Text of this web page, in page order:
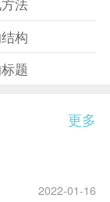
法
构
题
更多
2022-01-16